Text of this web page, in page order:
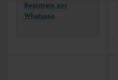
Regístrate por
Whatsapp